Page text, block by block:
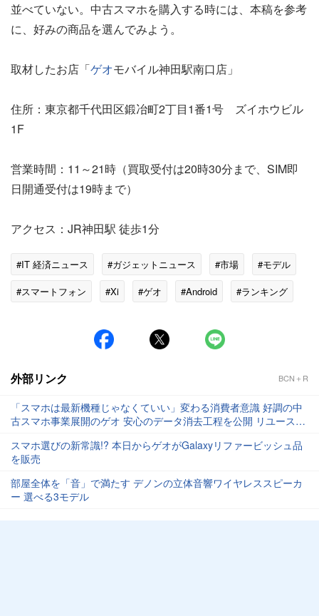
並べていない。中古スマホを購入する時には、本稿を参考
に、好みの商品を選んでみよう。
取材したお店「ゲオモバイル神田駅南口店」
住所：東京都千代田区鍛冶町2丁目1番1号 ズイホウビル
1F
営業時間：11～21時（買取受付は20時30分まで、SIM即
日開通受付は19時まで）
アクセス：JR神田駅 徒歩1分
#IT 経済ニュース #ガジェットニュース #市場
#モデル
#スマートフォン
#Xi #ゲオ #Android
#ランキング
外部リンク BCN＋R
「スマホは最新機種じゃなくていい」変わる消費者意識 好調の中
古スマホ事業展開のゲオ 安心のデータ消去工程を公開 リユース軸
スマホ選びの新常識!? 本日からゲオがGalaxyリファービッシュ品
を販売
部屋全体を「音」で満たす デノンの立体音響ワイヤレススピーカ
ー 選べる3モデル